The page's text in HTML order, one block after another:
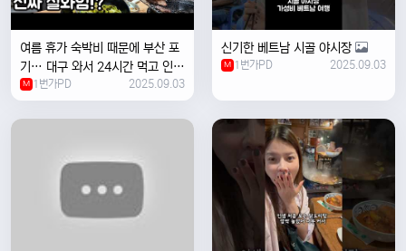
여름 휴가 숙박비 때문에 부산 포
기… 대구 와서 24시간 먹고 인생
위로받았습니다
M 1번가PD 2025.09.03
신기한 베트남 시골 야시장
M 1번가PD 2025.09.03